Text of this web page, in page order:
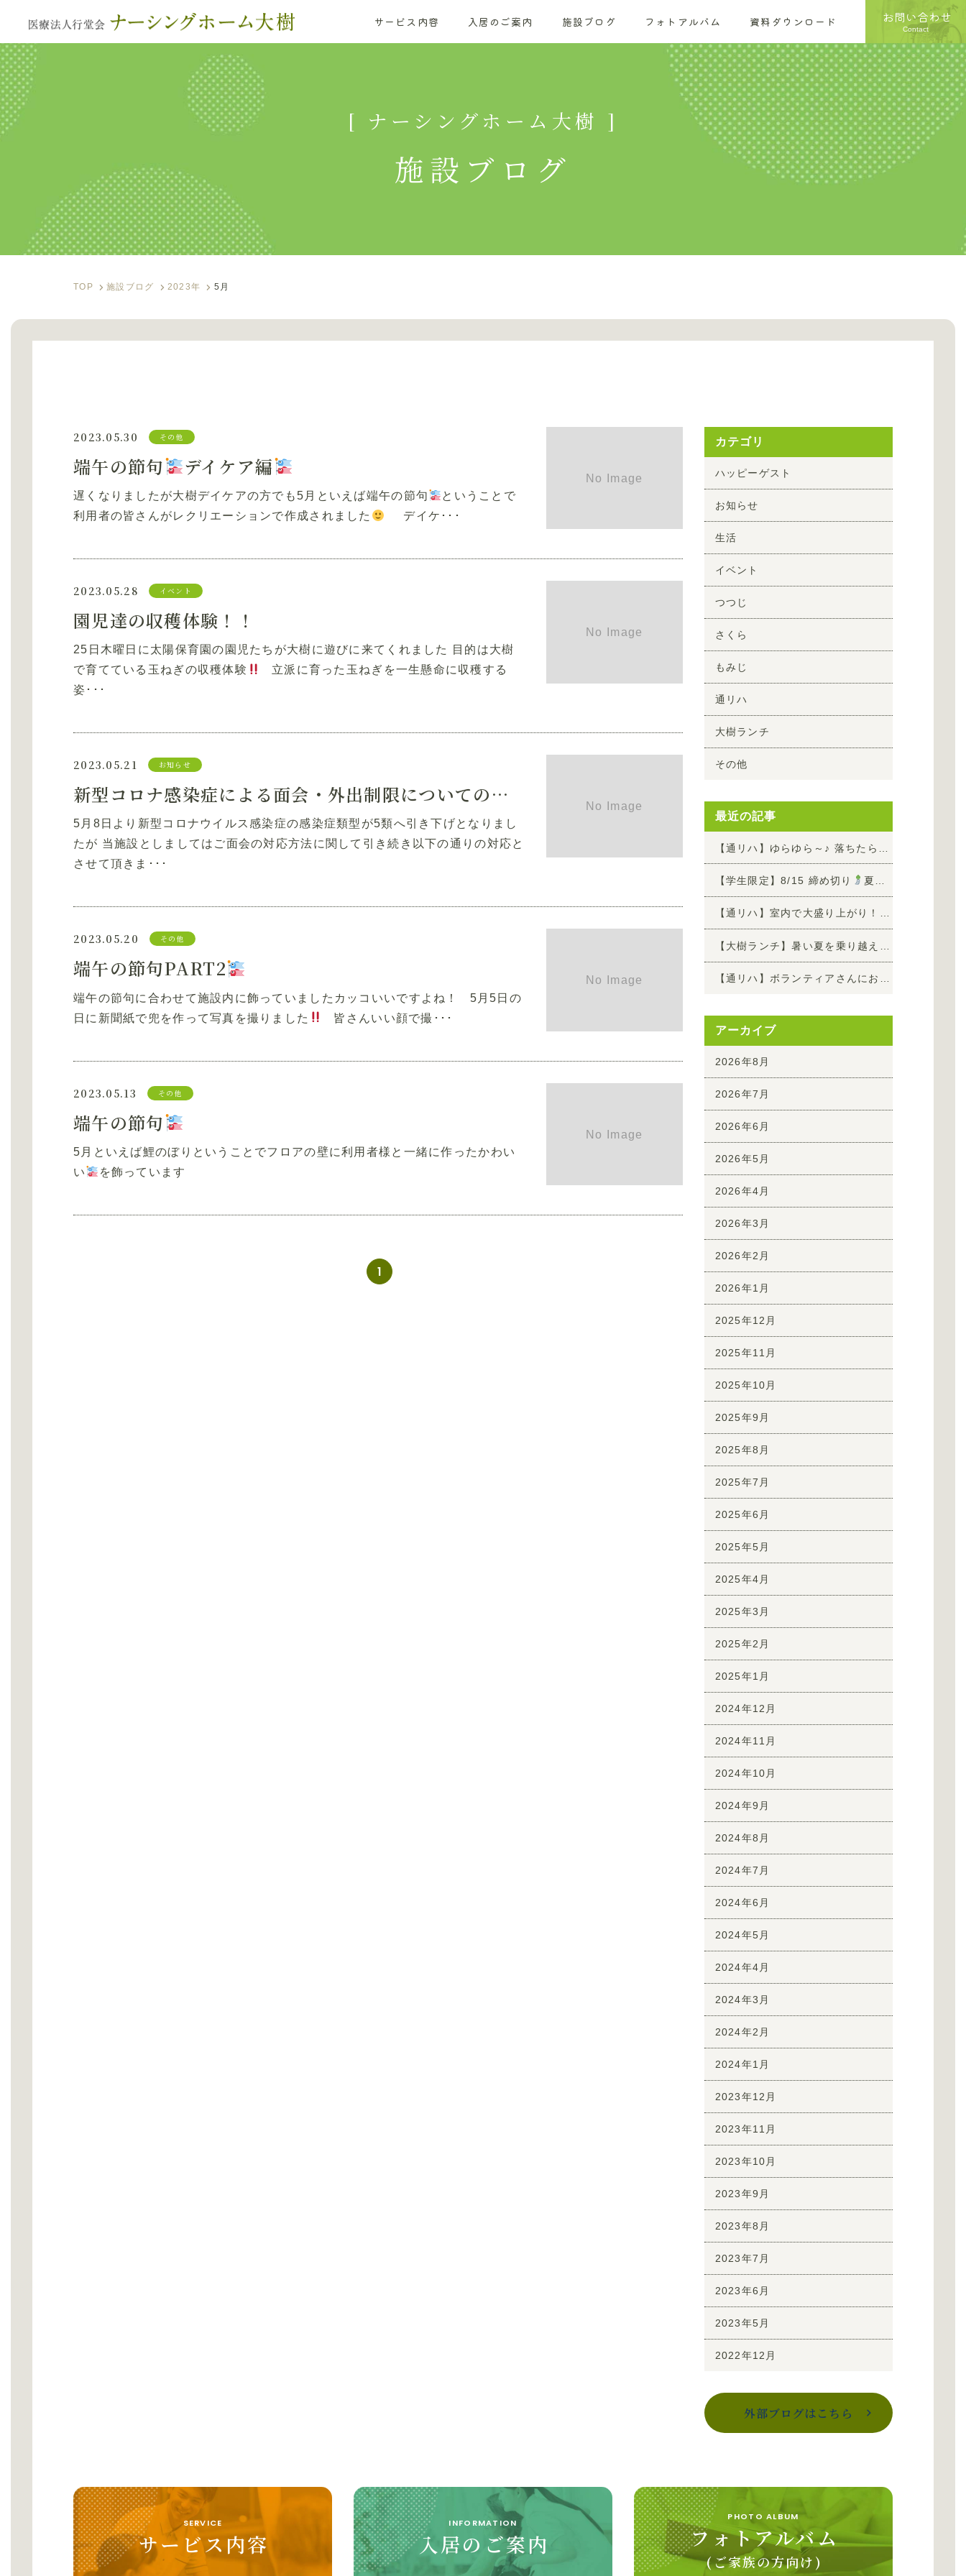
サービス内容 入居のご案内 施設ブログ フォトアルバム 資料ダウンロード お問い合わせ
Contact
フォトアルバム
資料ダウンロード
[ ナーシングホーム大樹 ]
施設ブログ
TOP 施設ブログ 2023年 5月
2023.05.30 その他
端午の節句 デイケア編
遅くなりましたが大樹デイケアの方でも5月といえば端午の節句
ということで
利用者の皆さんがレクリエーションで作成されました
デイケ･･･
2023.05.28 イベント
園児達の収穫体験！！
25日木曜日に太陽保育園の園児たちが大樹に遊びに来てくれました 目的は大樹
で育てている玉ねぎの収穫体験
立派に育った玉ねぎを一生懸命に収穫する
姿･･･
2023.05.21 お知らせ
新型コロナ感染症による面会・外出制限についてのお知らせ
5月8日より新型コロナウイルス感染症の感染症類型が5類へ引き下げとなりまし
たが 当施設としましてはご面会の対応方法に関して引き続き以下の通りの対応と
させて頂きま･･･
2023.05.20 その他
端午の節句PART2
端午の節句に合わせて施設内に飾っていましたカッコいいですよね！ 5月5日の
日に新聞紙で兜を作って写真を撮りました
皆さんいい顔で撮･･･
2023.05.13 その他
端午の節句
5月といえば鯉のぼりということでフロアの壁に利用者様と一緒に作ったかわい
い
を飾っています
1
カテゴリ
ハッピーゲスト
お知らせ
生活
イベント
つつじ
さくら
もみじ
通リハ
大樹ランチ
その他
最近の記事
【学生限定】8/15 締め切り 夏休みに福祉の仕事を知ろう！お仕事1日体験参加者 募集中
アーカイブ
2026年8月
2026年7月
2026年6月
2026年5月
2026年4月
2026年3月
2026年2月
2026年1月
2025年12月
2025年11月
2025年10月
2025年9月
2025年8月
2025年7月
2025年6月
2025年5月
2025年4月
2025年3月
2025年2月
2025年1月
2024年12月
2024年11月
2024年10月
2024年9月
2024年8月
2024年7月
2024年6月
2024年5月
2024年4月
2024年3月
2024年2月
2024年1月
2023年12月
2023年11月
2023年10月
2023年9月
2023年8月
2023年7月
2023年6月
2023年5月
2022年12月
外部ブログはこちら
SERVICE
サービス内容
INFORMATION
入居のご案内
PHOTO ALBUM
フォトアルバム
(ご家族の方向け)